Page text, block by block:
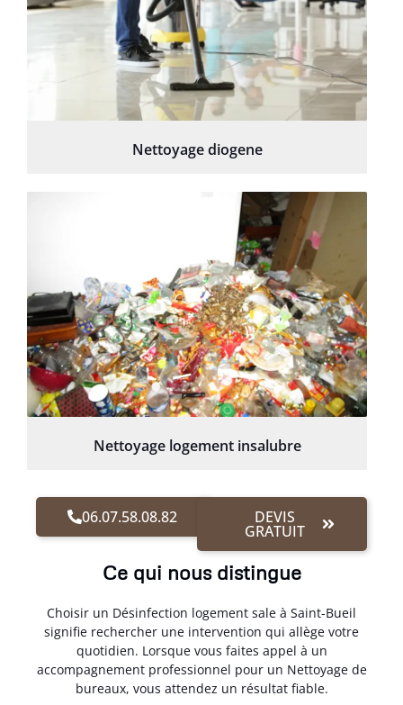
Nettoyage diogene
Nettoyage logement insalubre
06.07.58.08.82 DEVIS
GRATUIT
Ce qui nous distingue
Choisir un Désinfection logement sale à Saint-Bueil
signifie rechercher une intervention qui allège votre
quotidien. Lorsque vous faites appel à un
accompagnement professionnel pour un Nettoyage de
bureaux, vous attendez un résultat fiable.